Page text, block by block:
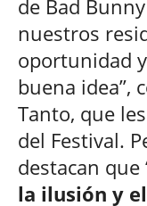
de Bad
nuestros
oportunidad
buena idea”,
Tanto, que
del Festival.
destacan que
la ilusión y